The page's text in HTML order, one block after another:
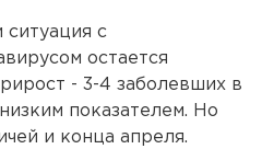
ситуация с
остается
- 3-4 заболевших в
показателем. Но
и конца апреля.